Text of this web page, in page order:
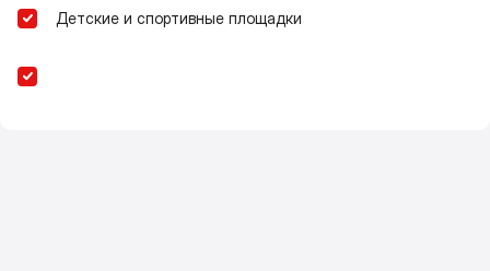
Детские и спортивные площадки